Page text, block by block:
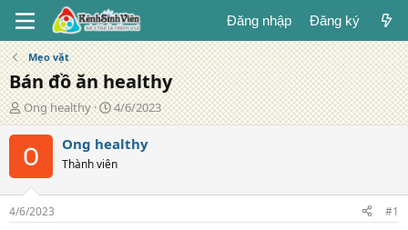
Đăng nhập Đăng ký
Mẹo vặt
Bán đồ ăn healthy
T
á
c
g
ả
Ong healthy
N
g
à
đ
g
4/6/2023
Ong healthy
Thành viên
4/6/2023 #1